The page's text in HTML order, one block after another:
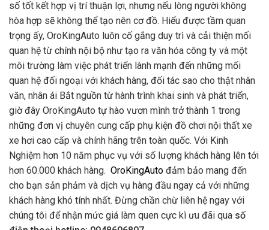
số tốt kết hợp vị trí thuận lợi, nhưng nếu lòng người không
hòa hợp sẽ không thể tạo nên cơ đồ. Hiểu được tầm quan
trọng ấy, OroKingAuto luôn cố gắng duy trì và cải thiện mối
quan hệ từ chính nội bộ như tạo ra văn hóa công ty và một
môi trường làm việc phát triển lành mạnh đến những mối
quan hệ đối ngoại với khách hàng, đối tác sao cho thật nhân
văn, nhân ái Bắt nguồn từ hành trình khai sinh và phát triển,
giờ đây OroKingAuto tự hào vươn mình trở thành 1 trong
những đơn vị chuyên cung cấp phụ kiện đồ chơi nội thất xe
xe hơi cao cấp và chính hãng trên toàn quốc. Với Kinh
Nghiệm hơn 10 năm phục vụ với số lượng khách hàng lên tới
hơn 60.000 khách hàng. OroKingAuto đảm bảo mang đến
cho bạn sản phảm và dịch vụ hàng đầu ngay cả với những
khách hàng khó tính nhất. Đừng chần chừ liên hệ ngay với
chúng tôi để nhận mức giá làm quen cực kì ưu đãi qua số